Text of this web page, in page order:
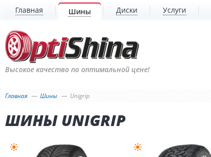
Главная Шины Диски Услуги
Высокое качество по оптимальной цене!
Главная Шины Unigrip
ШИНЫ UNIGRIP